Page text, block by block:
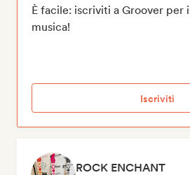
È facile: iscriviti a Groover per
musica!
Iscriviti
ROCK ENCHANT